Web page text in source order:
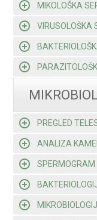
MIKOLOŠKA
VIRUSOLOŠKA
PREGLED
ANALIZA
SPERMOGRAM